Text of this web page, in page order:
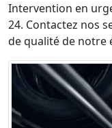
Intervention en
24. Contactez nos
de qualité de notre